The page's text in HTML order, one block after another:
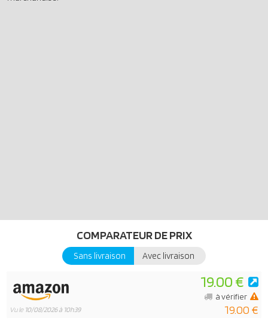
COMPARATEUR DE PRIX
Sans livraison Avec livraison
Vu le 10/08/2026 à 10h39
19.00 €
19.00 €
à vérifier